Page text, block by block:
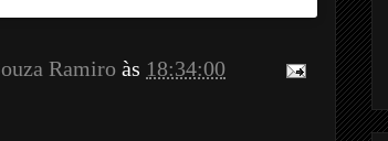
Ramiro às 18:34:00